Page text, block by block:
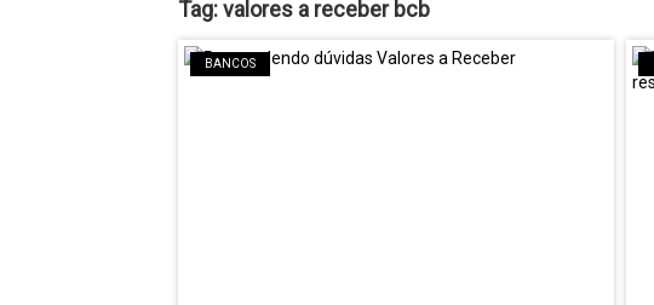
Tag:valores a receber bcb
BANCOS